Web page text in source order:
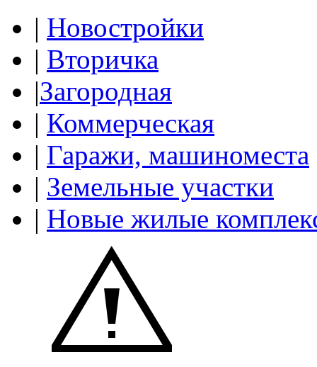
| Новостройки
| Вторичка
|Загородная
| Коммерческая
| Гаражи, машиноместа
| Земельные участки
| Новые жилые